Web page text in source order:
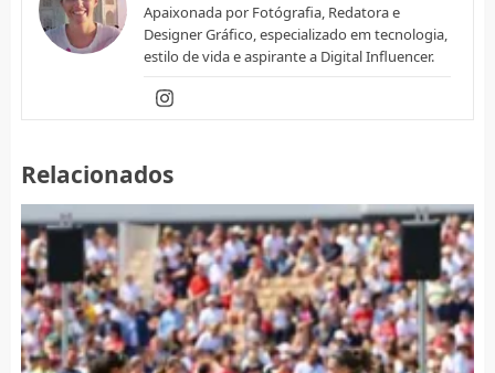
Apaixonada por Fotógrafia, Redatora e
Designer Gráfico, especializado em tecnologia,
estilo de vida e aspirante a Digital Influencer.
Relacionados